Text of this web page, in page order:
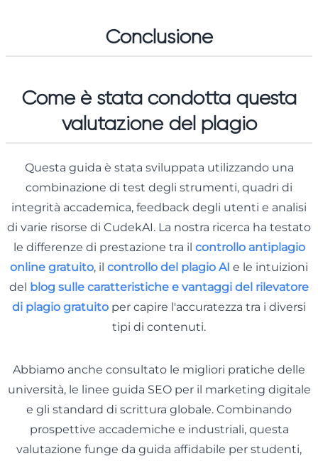
Conclusione
Come è stata condotta questa
valutazione del plagio
Questa guida è stata sviluppata utilizzando una
combinazione di test degli strumenti, quadri di
integrità accademica, feedback degli utenti e analisi
di varie risorse di CudekAI. La nostra ricerca ha testato
le differenze di prestazione tra il controllo antiplagio
online gratuito, il controllo del plagio AI e le intuizioni
del blog sulle caratteristiche e vantaggi del rilevatore
di plagio gratuito per capire l'accuratezza tra i diversi
tipi di contenuti.
Abbiamo anche consultato le migliori pratiche delle
università, le linee guida SEO per il marketing digitale
e gli standard di scrittura globale. Combinando
prospettive accademiche e industriali, questa
valutazione funge da guida affidabile per studenti,